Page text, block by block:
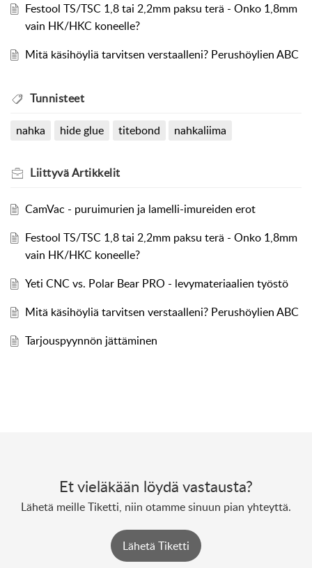
Festool TS/TSC 1,8 tai 2,2mm paksu terä - Onko 1,8mm
vain HK/HKC koneelle?
Mitä käsihöyliä tarvitsen verstaalleni? Perushöylien ABC
Tunnisteet
nahka hide glue titebond nahkaliima
LiittyväArtikkelit
CamVac - puruimurien ja lamelli-imureiden erot
Festool TS/TSC 1,8 tai 2,2mm paksu terä - Onko 1,8mm
vain HK/HKC koneelle?
Yeti CNC vs. Polar Bear PRO - levymateriaalien työstö
Mitä käsihöyliä tarvitsen verstaalleni? Perushöylien ABC
Tarjouspyynnön jättäminen
Et vieläkään löydä vastausta?
Lähetä meille Tiketti, niin otamme sinuun pian yhteyttä.
Lähetä Tiketti